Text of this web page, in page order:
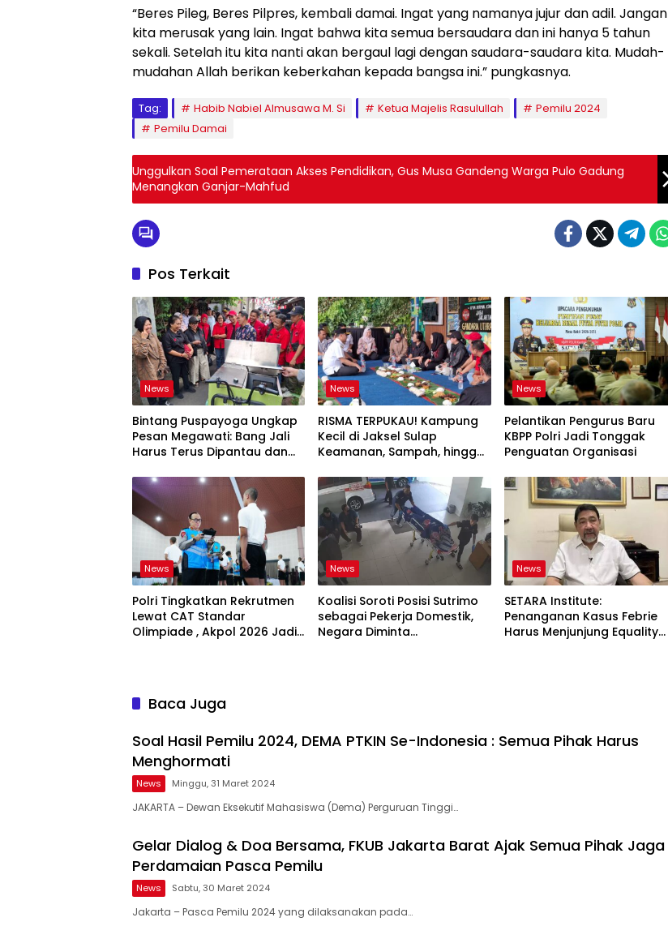
“Beres Pileg, Beres Pilpres, kembali damai. Ingat yang namanya jujur dan adil. Jangan
kita merusak yang lain. Ingat bahwa kita semua bersaudara dan ini hanya 5 tahun
sekali. Setelah itu kita nanti akan bergaul lagi dengan saudara-saudara kita. Mudah-
mudahan Allah berikan keberkahan kepada bangsa ini.” pungkasnya.
Tag: Habib Nabiel Almusawa M. Si Ketua Majelis Rasulullah
Pemilu 2024
Pemilu Damai
Unggulkan Soal Pemerataan Akses Pendidikan, Gus Musa Gandeng Warga Pulo Gadung
Menangkan Ganjar-Mahfud
Pos Terkait
News
Bintang Puspayoga Ungkap
Pesan Megawati: Bang Jali
Harus Terus Dipantau dan
News
RISMA TERPUKAU! Kampung
Kecil di Jaksel Sulap
Keamanan, Sampah, hingga
Sistem
News
Pelantikan Pengurus Baru
KBPP Polri Jadi Tonggak
Penguatan Organisasi
News
Polri Tingkatkan Rekrutmen
Lewat CAT Standar
Olimpiade , Akpol 2026 Jadi
News
Koalisi Soroti Posisi Sutrimo
sebagai Pekerja Domestik,
Negara Diminta
News
SETARA Institute:
Penanganan Kasus Febrie
Harus Menjunjung Equality
Baca Juga
Soal Hasil Pemilu 2024, DEMA PTKIN Se-Indonesia : Semua Pihak Harus
Menghormati
News Minggu, 31 Maret 2024
JAKARTA – Dewan Eksekutif Mahasiswa (Dema) Perguruan Tinggi…
Gelar Dialog & Doa Bersama, FKUB Jakarta Barat Ajak Semua Pihak Jaga
Perdamaian Pasca Pemilu
News Sabtu, 30 Maret 2024
Jakarta – Pasca Pemilu 2024 yang dilaksanakan pada…